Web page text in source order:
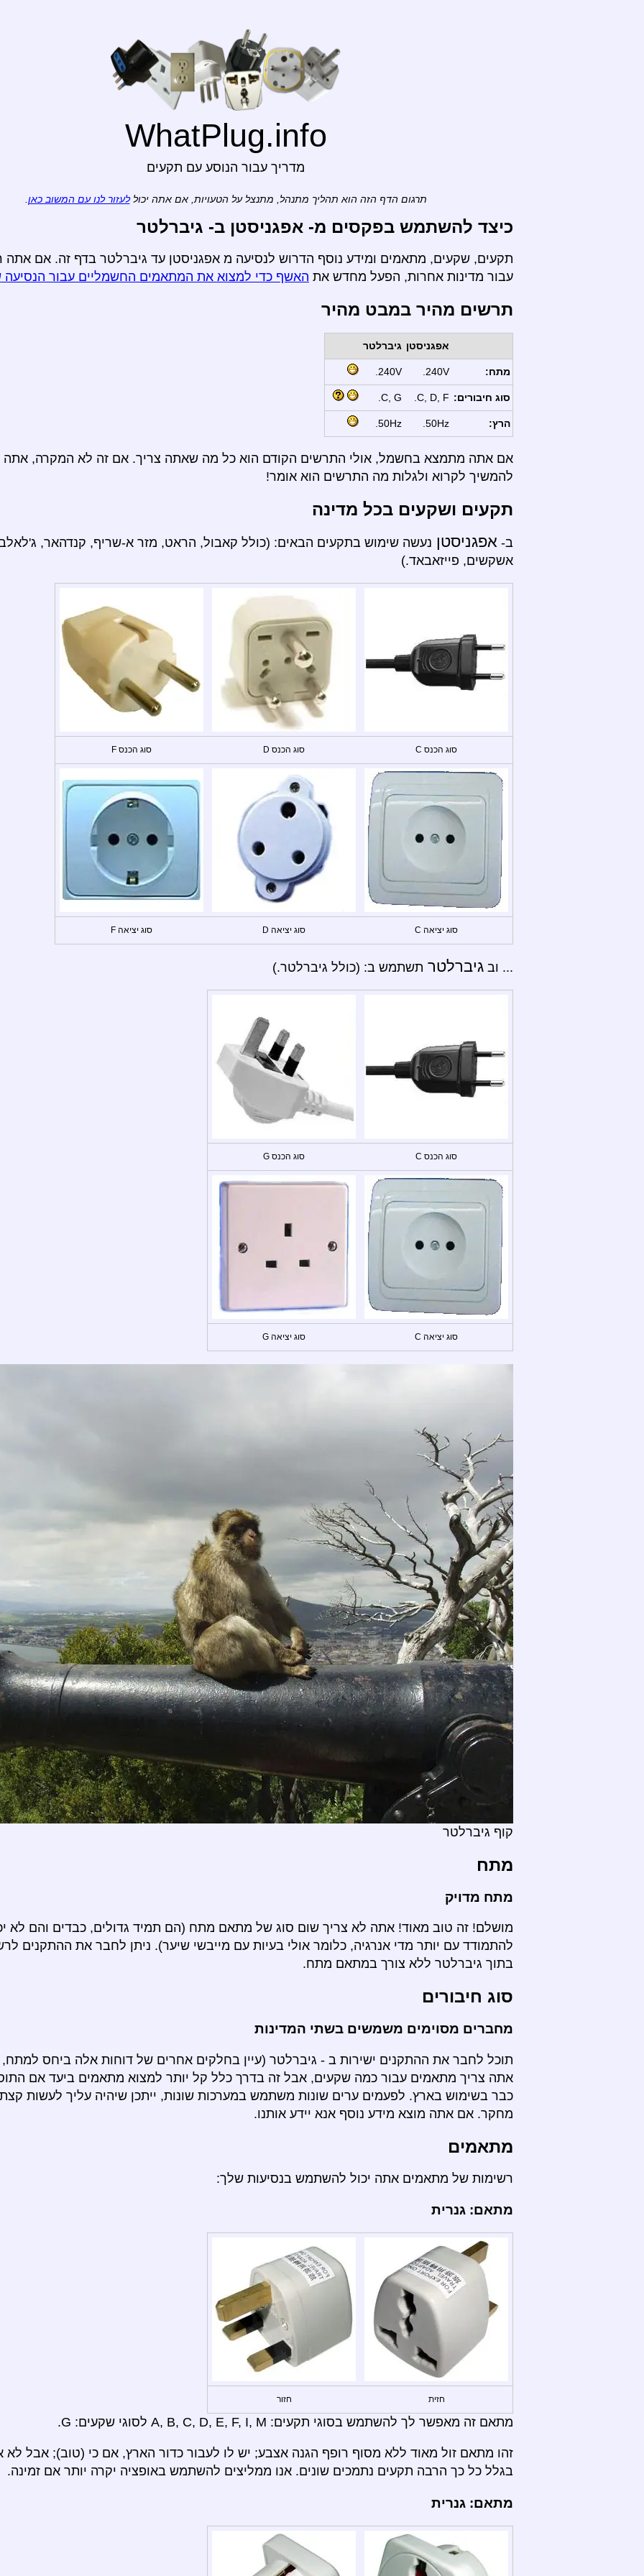
WhatPlug.info
מדריך עבור הנוסע עם תקעים
תרגום הדף הזה הוא תהליך מתנהל, מתנצל על הטעויות, אם אתה יכוללעזור לנו עם המשוב כאן
כיצד להשתמש בפקסים מ- אפגניסטן ב- גיברלטר
תקעים, שקעים, מתאמים ומידע נוסף הדרוש לנסיעה מ אפגניסטן עד גיברלטר בדף זה. אם אתה
עבור מדינות אחרות, הפעל מחדש את האשף כדי למצוא את המתאמים החשמליים עבור
תרשים מהיר במבט מהיר
אפגניסטן גיברלטר
מתח: 240V.
240V.
סוג חיבורים: C, D, F.
C, G.
הרץ: 50Hz.
50Hz.
אם אתה מתמצא בחשמל, אולי התרשים הקודם הוא כל מה שאתה צריך. אם זה לא המקרה, אתה
להמשיך לקרוא ולגלות מה התרשים הוא אומר!
תקעים ושקעים בכל מדינה
ב- אפגניסטן נעשה שימוש בתקעים הבאים: (כולל קאבול, הראט, מזר א-שריף, קנדהאר,
אשקשים, פייזאבאד.)
סוג הכנס C סוג הכנס D סוג הכנס F
סוג יציאה C סוג יציאה D סוג יציאה F
... וב גיברלטר תשתמש ב: (כולל גיברלטר.)
סוג הכנס C סוג הכנס G
סוג יציאה C סוג יציאה G
קוף גיברלטר
מתח
מתח מדויק
מושלם! זה טוב מאוד! אתה לא צריך שום סוג של מתאם מתח (הם תמיד גדולים, כבדים והם לא
להתמודד עם יותר מדי אנרגיה, כלומר אולי בעיות עם מייבשי שיער). ניתן לחבר את ההתקנים
בתוך גיברלטר ללא צורך במתאם מתח.
סוג חיבורים
מחברים מסוימים משמשים בשתי המדינות
תוכל לחבר את ההתקנים ישירות ב - גיברלטר (עיין בחלקים אחרים של דוחות אלה ביחס למתח,
אתה צריך מתאמים עבור כמה שקעים, אבל זה בדרך כלל קל יותר למצוא מתאמים ביעד אם
כבר בשימוש בארץ. לפעמים ערים שונות משתמש במערכות שונות, ייתכן שיהיה עליך לעשות קצת
מחקר. אם אתה מוצא מידע נוסף אנא יידע אותנו.
מתאמים
רשימות של מתאמים אתה יכול להשתמש בנסיעות שלך:
מתאם: גנרית
חזית חזור
מתאם זה מאפשר לך להשתמש בסוגי תקעים: A, B, C, D, E, F, I, M לסוגי שקעים: G.
זהו מתאם זול מאוד ללא מסוף רופף הגנה אצבע; יש לו לעבור כדור הארץ, אם כי (טוב); אבל לא
בגלל כל כך הרבה תקעים נתמכים שונים. אנו ממליצים להשתמש באופציה יקרה יותר אם זמינה.
מתאם: גנרית